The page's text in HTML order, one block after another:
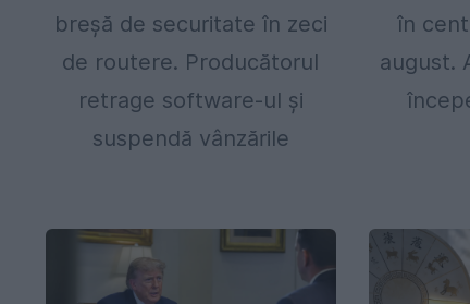
breșă de securitate în zeci
de routere. Producătorul
retrage software-ul și
suspendă vânzările
în
august.